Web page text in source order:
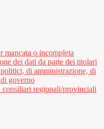
mancata o incompleta
dei dati da parte dei titolari
di amministrazione, di
governo
regionali/provinciali